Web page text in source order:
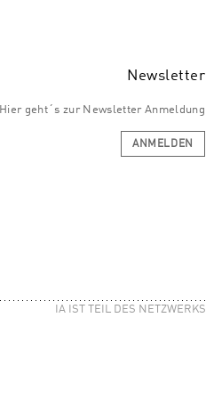
Newsletter
Hier geht´s zur Newsletter Anmeldung
ANMELDEN
IA IST TEIL DES NETZWERKS